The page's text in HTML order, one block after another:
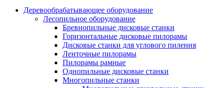
Деревообрабатывающее оборудование
Лесопильное оборудование
Бревнопильные дисковые станки
Горизонтальные дисковые пилорамы
Дисковые станки для углового пиления
Ленточные пилорамы
Пилорамы рамные
Однопильные дисковые станки
Многопильные станки